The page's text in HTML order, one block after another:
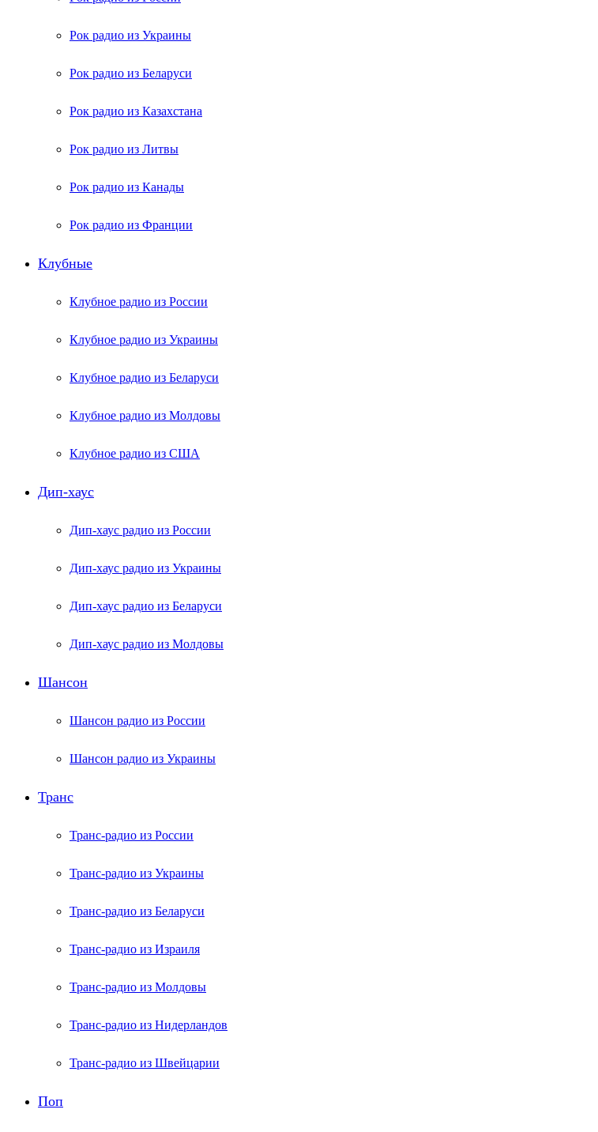
Рок радио из Украины
Рок радио из Беларуси
Рок радио из Казахстана
Рок радио из Литвы
Рок радио из Канады
Рок радио из Франции
Клубные
Клубное радио из России
Клубное радио из Украины
Клубное радио из Беларуси
Клубное радио из Молдовы
Клубное радио из США
Дип-хаус
Дип-хаус радио из России
Дип-хаус радио из Украины
Дип-хаус радио из Беларуси
Дип-хаус радио из Молдовы
Шансон
Шансон радио из России
Шансон радио из Украины
Транс
Транс-радио из России
Транс-радио из Украины
Транс-радио из Беларуси
Транс-радио из Израиля
Транс-радио из Молдовы
Транс-радио из Нидерландов
Транс-радио из Швейцарии
Поп